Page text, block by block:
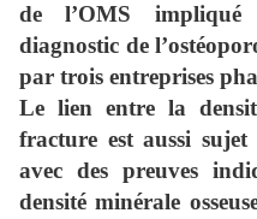
de l’OMS
diagnostic de
par trois entreprises
Le lien entre la
fracture est aussi sujet
avec des preuves
densité minérale